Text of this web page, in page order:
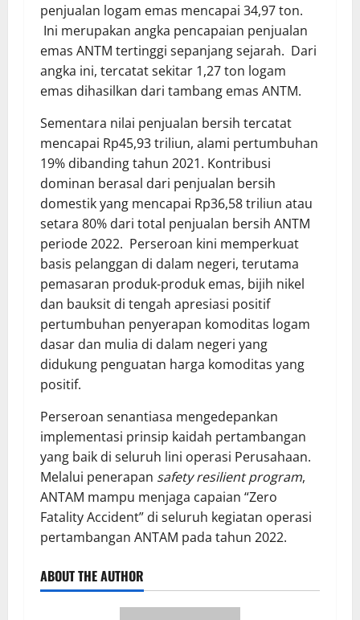
penjualan logam emas mencapai 34,97 ton.
Ini merupakan angka pencapaian penjualan
emas ANTM tertinggi sepanjang sejarah. Dari
angka ini, tercatat sekitar 1,27 ton logam
emas dihasilkan dari tambang emas ANTM.
Sementara nilai penjualan bersih tercatat
mencapai Rp45,93 triliun, alami pertumbuhan
19% dibanding tahun 2021. Kontribusi
dominan berasal dari penjualan bersih
domestik yang mencapai Rp36,58 triliun atau
setara 80% dari total penjualan bersih ANTM
periode 2022. Perseroan kini memperkuat
basis pelanggan di dalam negeri, terutama
pemasaran produk-produk emas, bijih nikel
dan bauksit di tengah apresiasi positif
pertumbuhan penyerapan komoditas logam
dasar dan mulia di dalam negeri yang
didukung penguatan harga komoditas yang
positif.
Perseroan senantiasa mengedepankan
implementasi prinsip kaidah pertambangan
yang baik di seluruh lini operasi Perusahaan.
Melalui penerapan safety resilient program,
ANTAM mampu menjaga capaian “Zero
Fatality Accident” di seluruh kegiatan operasi
pertambangan ANTAM pada tahun 2022.
ABOUT THE AUTHOR